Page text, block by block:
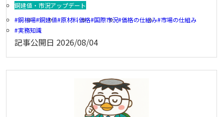
銅建値・市況アップデート
銅相場 銅建値 原材料価格 国際市況 価格の仕組み 市場の仕組み
実務知識
記事公開日 2026/08/04